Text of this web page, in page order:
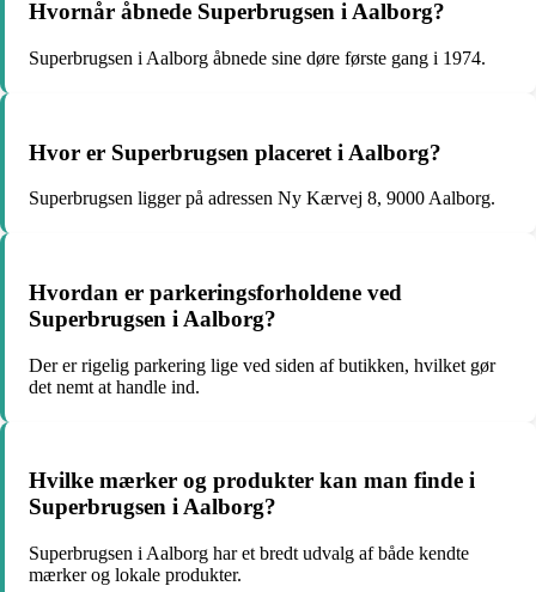
Hvornår åbnede Superbrugsen i Aalborg?
Superbrugsen i Aalborg åbnede sine døre første gang i 1974.
Hvor er Superbrugsen placeret i Aalborg?
Superbrugsen ligger på adressen Ny Kærvej 8, 9000 Aalborg.
Hvordan er parkeringsforholdene ved
Superbrugsen i Aalborg?
Der er rigelig parkering lige ved siden af butikken, hvilket gør
det nemt at handle ind.
Hvilke mærker og produkter kan man finde i
Superbrugsen i Aalborg?
Superbrugsen i Aalborg har et bredt udvalg af både kendte
mærker og lokale produkter.